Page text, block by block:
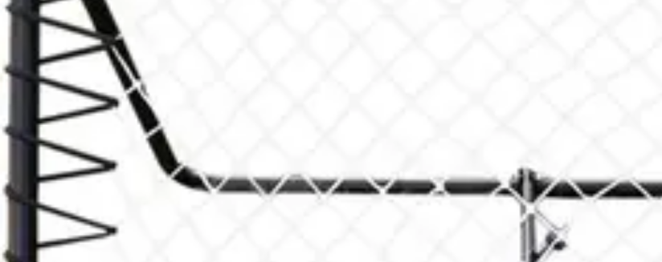
Passion Volley
Techniques et AstucesEntraînement
Passion Volley